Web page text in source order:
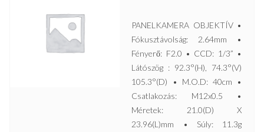
PANELKAMERA OBJEKTÍV •
Fókusztávolság: 2.64mm •
Fényerő: F2.0 • CCD: 1/3” •
Látószög : 92.3°(H), 74.3°(V)
105.3°(D) • M.O.D: 40cm •
Csatlakozás: M12x0.5 •
Méretek: 21.0(D) X
23.96(L)mm • Súly: 11.3g